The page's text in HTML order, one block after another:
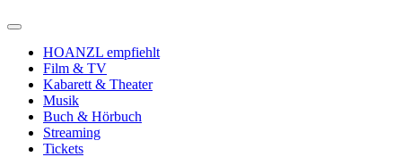
HOANZL empfiehlt
Film & TV
Kabarett & Theater
Musik
Buch & Hörbuch
Streaming
Tickets